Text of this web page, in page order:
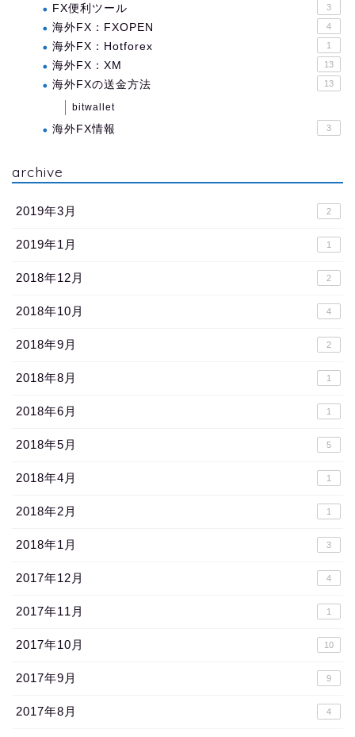
FX便利ツール 3
海外FX：FXOPEN 4
海外FX：Hotforex 1
海外FX：XM 13
海外FXの送金方法 13
bitwallet
海外FX情報 3
archive
2019年3月 2
2019年1月 1
2018年12月 2
2018年10月 4
2018年9月 2
2018年8月 1
2018年6月 1
2018年5月 5
2018年4月 1
2018年2月 1
2018年1月 3
2017年12月 4
2017年11月 1
2017年10月 10
2017年9月 9
2017年8月 4